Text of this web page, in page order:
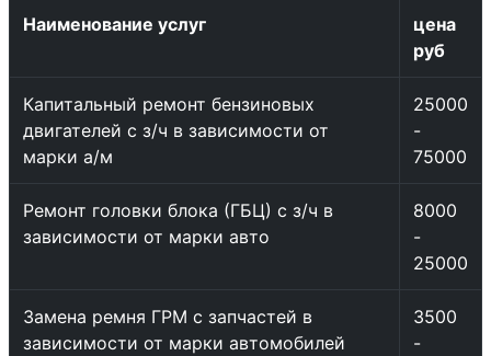
Наименование услуг
цена
руб
Капитальный ремонт бензиновых
двигателей с з/ч в зависимости от
марки а/м
25000
-
75000
Ремонт головки блока (ГБЦ) с з/ч в
зависимости от марки авто
8000
-
25000
Замена ремня ГРМ с запчастей в
зависимости от марки автомобилей
3500
-